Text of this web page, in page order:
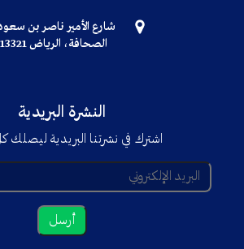
شارع الأمير ناصر بن
الصحافة، الرياض 13321
النشرة البريدية
اشترك في نشرتنا البريدية